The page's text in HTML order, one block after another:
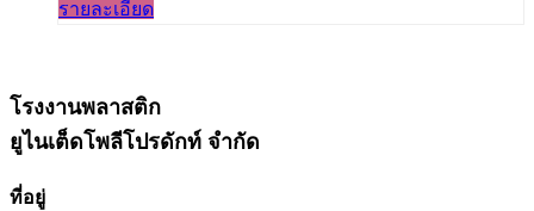
รายละเอียด
โรงงานพลาสติก
ยูไนเต็ดโพลีโปรดักท์ จำกัด
ที่อยู่